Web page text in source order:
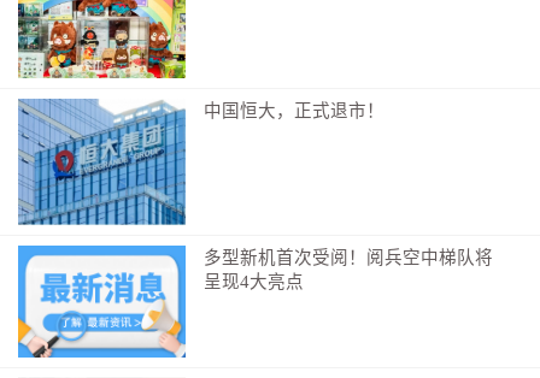
中国恒大，正式退市！
多型新机首次受阅！阅兵空中梯队将
呈现4大亮点